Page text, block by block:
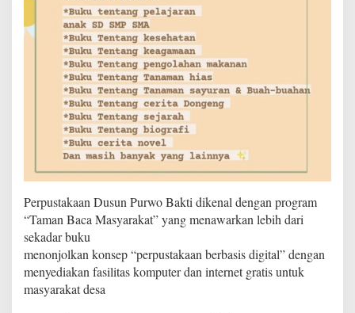
n
o
n
j
o
l
k
a
n
k
o
n
s
p
"
e
p
Perpustakaan Dusun Purwo Bakti dikenal dengan program
“Taman Baca Masyarakat” yang menawarkan lebih dari
sekadar buku
menonjolkan konsep “perpustakaan berbasis digital” dengan
menyediakan fasilitas komputer dan internet gratis untuk
masyarakat desa